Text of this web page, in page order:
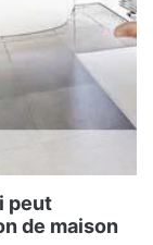
peut
de maison